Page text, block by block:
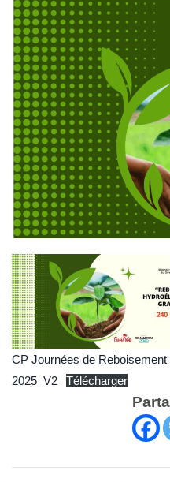
CP Journées de
2025_V2
Télécharger